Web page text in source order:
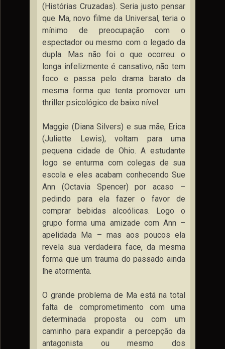
(Histórias Cruzadas). Seria justo pensar
que Ma, novo filme da Universal, teria o
mínimo de preocupação com o
espectador ou mesmo com o legado da
dupla. Mas não foi o que ocorreu: o
longa infelizmente é cansativo, não tem
foco e passa pelo drama barato da
mesma forma que tenta promover um
thriller psicológico de baixo nível.
Maggie (Diana Silvers) e sua mãe, Erica
(Juliette Lewis), voltam para uma
pequena cidade de Ohio. A estudante
logo se enturma com colegas de sua
escola e eles acabam conhecendo Sue
Ann (Octavia Spencer) por acaso –
pedindo para ela fazer o favor de
comprar bebidas alcoólicas. Logo o
grupo forma uma amizade com Ann –
apelidada Ma – mas aos poucos ela
revela sua verdadeira face, da mesma
forma que um trauma do passado ainda
lhe atormenta.
O grande problema de Ma está na total
falta de comprometimento com uma
determinada proposta ou com um
caminho para expandir a percepção da
antagonista ou mesmo dos